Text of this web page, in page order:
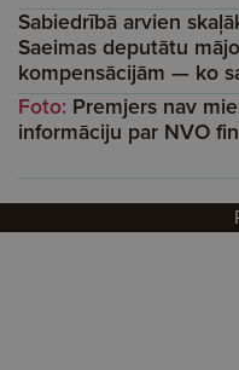
Sabiedrībā arvien
Saeimas deputātu
kompensācijām — ko
Foto: Premjers nav
informāciju par NVO